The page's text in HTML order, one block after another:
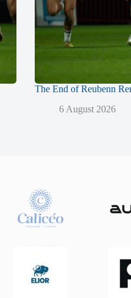
The End of Reubenn
6 August 2026